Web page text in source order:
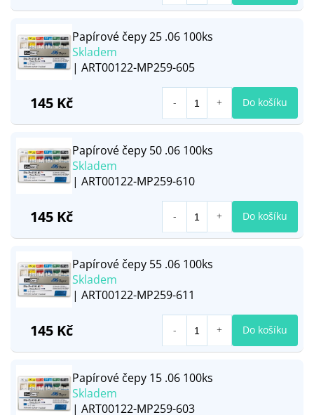
Papírové čepy 25 .06 100ks
Skladem
| ART00122-MP259-605
145 Kč Do košíku
Papírové čepy 50 .06 100ks
Skladem
| ART00122-MP259-610
145 Kč Do košíku
Papírové čepy 55 .06 100ks
Skladem
| ART00122-MP259-611
145 Kč Do košíku
Papírové čepy 15 .06 100ks
Skladem
| ART00122-MP259-603